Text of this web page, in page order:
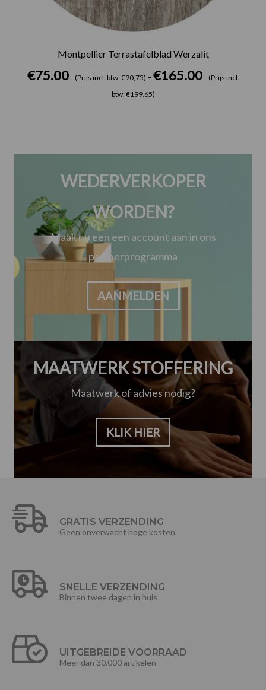
Montpellier Terrastafelblad Werzalit
€75.00 (Prijs incl. btw: €90,75) - €165.00
(Prijs incl.
btw: €199,65)
WEDERVERKOPER
WORDEN?
Maak nu een een account aan in ons
partnerprogramma
AANMELDEN
MAATWERK STOFFERING
Maatwerk of advies nodig?
KLIK HIER
GRATIS VERZENDING
Geen onverwacht hoge kosten
SNELLE VERZENDING
Binnen twee dagen in huis
UITGEBREIDE VOORRAAD
Meer dan 30.000 artikelen